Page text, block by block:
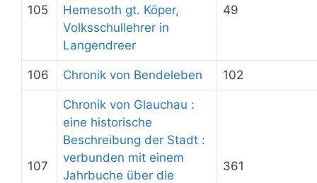
105
Hemesoth gt. Köper,
Volksschullehrer in
Langendreer
49
106 Chronik von Bendeleben 102
107
Chronik von Glauchau :
eine historische
Beschreibung der Stadt :
verbunden mit einem
Jahrbuche über die
361